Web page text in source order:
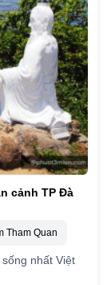
cảnh TP Đà
Tham Quan
nhất Việt